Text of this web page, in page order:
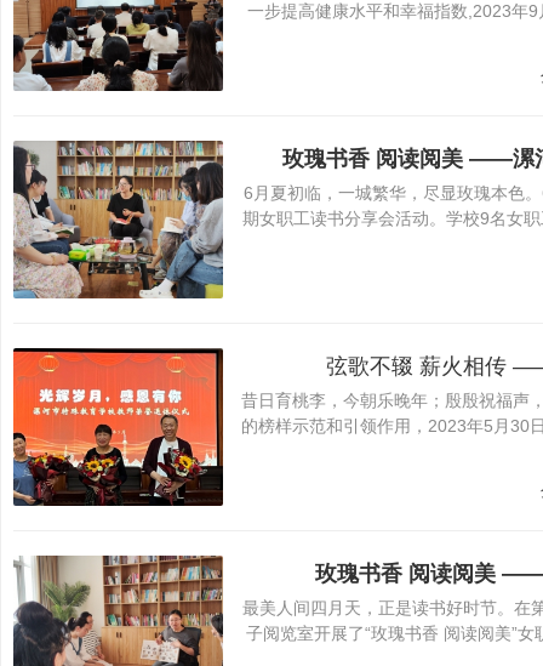
一步提高健康水平和幸福指数,2023年
玫瑰书香 阅读阅美 ——漯
6月夏初临，一城繁华，尽显玫瑰本色
期女职工读书分享会活动。学校9名女
弦歌不辍 薪火相传
昔日育桃李，今朝乐晚年；殷殷祝福声
的榜样示范和引领作用，2023年5月30
玫瑰书香 阅读阅美 ——
最美人间四月天，正是读书好时节。在
子阅览室开展了“玫瑰书香 阅读阅美”